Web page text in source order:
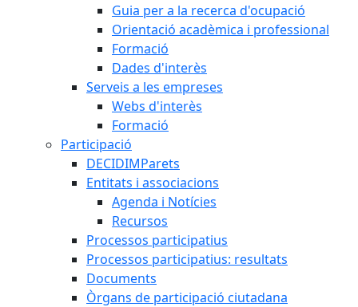
Guia per a la recerca d'ocupació
Orientació acadèmica i professional
Formació
Dades d'interès
Serveis a les empreses
Webs d'interès
Formació
Participació
DECIDIMParets
Entitats i associacions
Agenda i Notícies
Recursos
Processos participatius
Processos participatius: resultats
Documents
Òrgans de participació ciutadana